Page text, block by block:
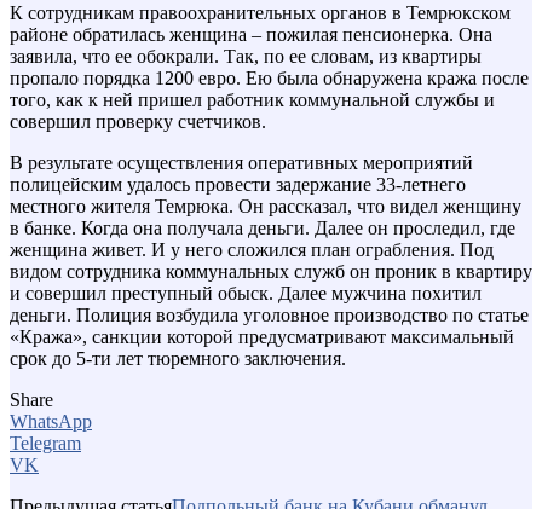
К сотрудникам правоохранительных органов в Темрюкском
районе обратилась женщина – пожилая пенсионерка. Она
заявила, что ее обокрали. Так, по ее словам, из квартиры
пропало порядка 1200 евро. Ею была обнаружена кража после
того, как к ней пришел работник коммунальной службы и
совершил проверку счетчиков.
В результате осуществления оперативных мероприятий
полицейским удалось провести задержание 33-летнего
местного жителя Темрюка. Он рассказал, что видел женщину
в банке. Когда она получала деньги. Далее он проследил, где
женщина живет. И у него сложился план ограбления. Под
видом сотрудника коммунальных служб он проник в квартиру
и совершил преступный обыск. Далее мужчина похитил
деньги. Полиция возбудила уголовное производство по статье
«Кража», санкции которой предусматривают максимальный
срок до 5-ти лет тюремного заключения.
Share
WhatsApp
Telegram
VK